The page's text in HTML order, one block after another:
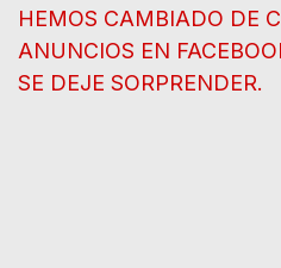
HEMOS CAMBIADO DE
ANUNCIOS EN
SE DEJE SORPRENDER.